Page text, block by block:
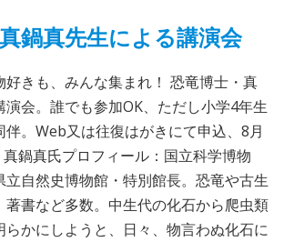
鍋真先生による講演会
好きも、みんな集まれ！ 恐竜博士・真
会。誰でも参加OK、ただし小学4年生
伴。Web又は往復はがきにて申込、8月
鍋真氏プロフィール：国立科学博物
立自然史博物館・特別館長。恐竜や古生
著書など多数。中生代の化石から爬虫類
らかにしようと、日々、物言わぬ化石に